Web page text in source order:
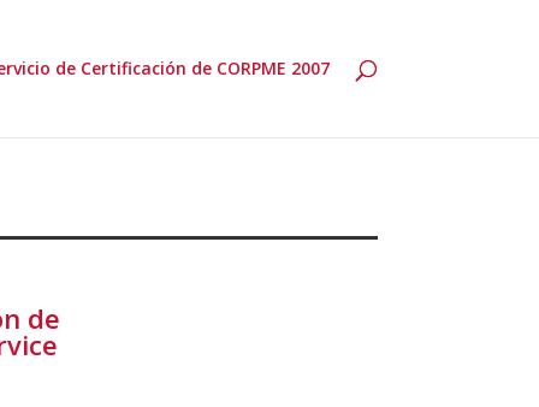
de Certificación de CORPME 2007
de